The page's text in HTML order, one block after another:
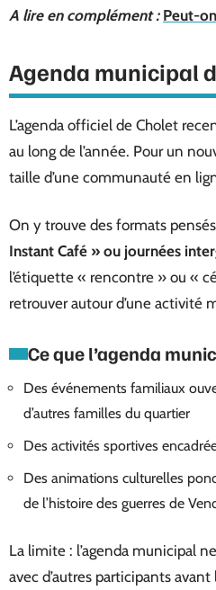
A lire en complément : Peut-
Agenda municipal
L’agenda officiel de Cholet
au long de l’année. Pour un
taille d’une communauté en
On y trouve des formats
Instant Café » ou journées
l’étiquette « rencontre » ou «
retrouver autour d’une activité
Ce que l’agenda
Des événements familiaux
d’autres familles du quartier
Des activités sportives
Des animations culturelles
de l’histoire des guerres de
La limite : l’agenda municipal
avec d’autres participants